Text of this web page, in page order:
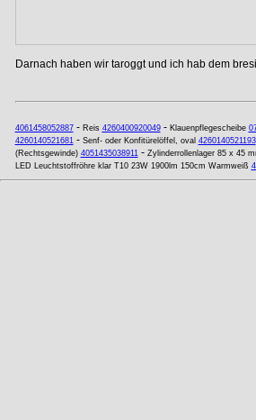
Darnach haben wir taroggt und ich hab dem
4061458052887- Reis 4260400920049- Klauenpflegescheibe
4260140521681- Senf- oder Konfitürelöffel, oval 4260140521193
(Rechtsgewinde) 4051435038911- Zylinderrollenlager 85 x 45
LED Leuchtstoffröhre klar T10 23W 1900lm 150cm Warmweiß